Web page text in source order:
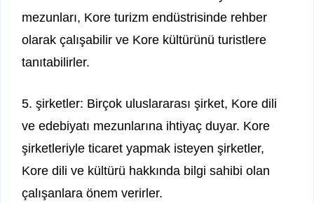
mezunları, Kore turizm endüstrisinde rehber
olarak çalışabilir ve Kore kültürünü turistlere
tanıtabilirler.
5. şirketler: Birçok uluslararası şirket, Kore dili
ve edebiyatı mezunlarına ihtiyaç duyar. Kore
şirketleriyle ticaret yapmak isteyen şirketler,
Kore dili ve kültürü hakkında bilgi sahibi olan
çalışanlara önem verirler.